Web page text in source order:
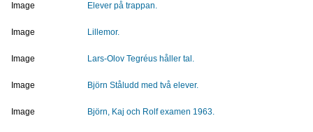
Image Elever på trappan.
Image Lillemor.
Image Lars-Olov Tegréus håller tal.
Image Björn Ståludd med två elever.
Image Björn, Kaj och Rolf examen 1963.